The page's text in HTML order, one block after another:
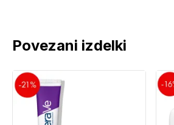
Povezani izdelki